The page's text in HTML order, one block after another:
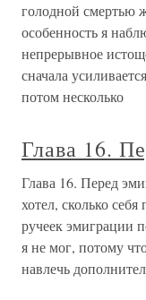
голодной смертью
особенность я
непрерывное
сначала
потом несколько
Глава 16.
Глава 16. Перед
хотел, сколько
ручеек эмиграции
я не мог, потому
навлечь